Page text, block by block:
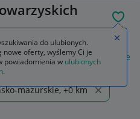
Gry Akcesoria
wędkarskie akcesoria
mazurskie, +0 km
do ulubionych.
nowe oferty, wyślemy Ci je
powiadomienia w ulubionych
.